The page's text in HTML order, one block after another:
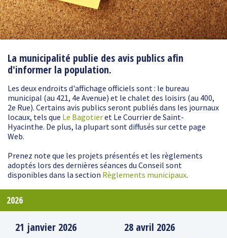
La municipalité publie des avis publics afin
d'informer la population.
Les deux endroits d'affichage officiels sont : le bureau
municipal (au 421, 4e Avenue) et le chalet des loisirs (au 400,
2e Rue). Certains avis publics seront publiés dans les journaux
locaux, tels que Le Bagotieret Le Courrier de Saint-
Hyacinthe. De plus, la plupart sont diffusés sur cette page
Web.
Prenez note que les projets présentés et les règlements
adoptés lors des dernières séances du Conseil sont
disponibles dans la section Règlements municipaux.
2026
21 janvier 2026 28 avril 2026